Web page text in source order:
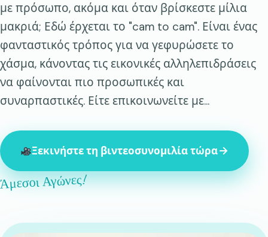
με πρόσωπο, ακόμα και όταν βρίσκεστε μίλια
μακριά; Εδώ έρχεται το "cam to cam". Είναι ένας
φανταστικός τρόπος για να γεφυρώσετε το
χάσμα, κάνοντας τις εικονικές αλληλεπιδράσεις
να φαίνονται πιο προσωπικές και
συναρπαστικές. Είτε επικοινωνείτε με...
Ξεκινήστε τη βιντεοσυνομιλία τώρα
Άμεσοι Αγώνες!